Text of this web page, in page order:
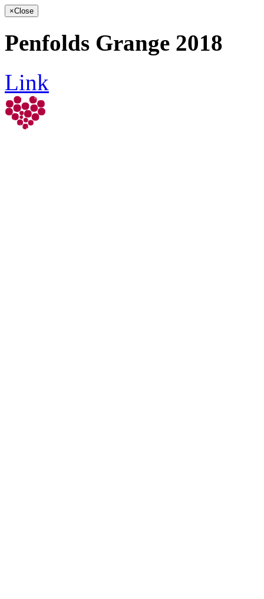
×Close
Penfolds Grange 2018
Link